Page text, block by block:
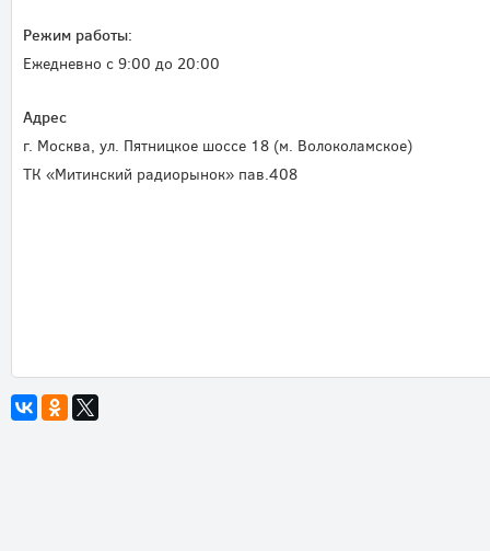
Режим работы:
Ежедневно c 9:00 до 20:00
Адрес
г. Москва, ул. Пятницкое шоссе 18 (м. Волоколамское)
ТК «Митинский радиорынок» пав.408